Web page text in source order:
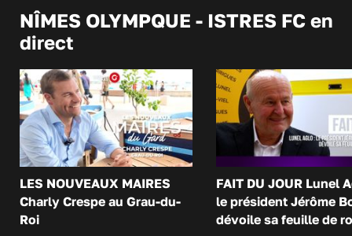
NÎMES OLYMPQUE - ISTRES FC en
direct
LES NOUVEAUX MAIRES
Charly Crespe au Grau-du-
Roi
FAIT DU JOUR Lunel
le président Jérôme
dévoile sa feuille de